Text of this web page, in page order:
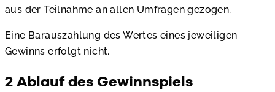
aus der Teilnahme an allen Umfragen gezogen.
Eine Barauszahlung des Wertes eines jeweiligen
Gewinns erfolgt nicht.
2 Ablauf des Gewinnspiels